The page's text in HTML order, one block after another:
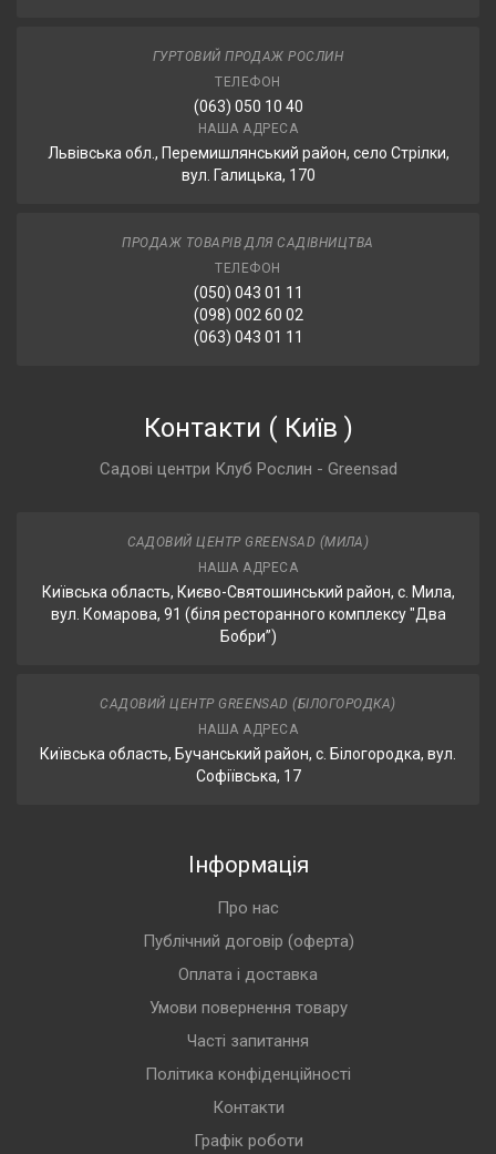
ГУРТОВИЙ ПРОДАЖ РОСЛИН
ТЕЛЕФОН
(063) 050 10 40
НАША АДРЕСА
Львівська обл., Перемишлянський район, село Стрілки,
вул. Галицька, 170
ПРОДАЖ ТОВАРІВ ДЛЯ САДІВНИЦТВА
ТЕЛЕФОН
(050) 043 01 11
(098) 002 60 02
(063) 043 01 11
Контакти ( Київ )
Садові центри Клуб Рослин - Greensad
САДОВИЙ ЦЕНТР GREENSAD (МИЛА)
НАША АДРЕСА
Київська область, Києво-Святошинський район, с. Мила,
вул. Комарова, 91 (біля ресторанного комплексу "Два
Бобри”)
САДОВИЙ ЦЕНТР GREENSAD (БІЛОГОРОДКА)
НАША АДРЕСА
Київська область, Бучанський район, с. Білогородка, вул.
Софіївська, 17
Інформація
Про нас
Публічний договір (оферта)
Оплата і доставка
Умови повернення товару
Часті запитання
Політика конфіденційності
Контакти
Графік роботи